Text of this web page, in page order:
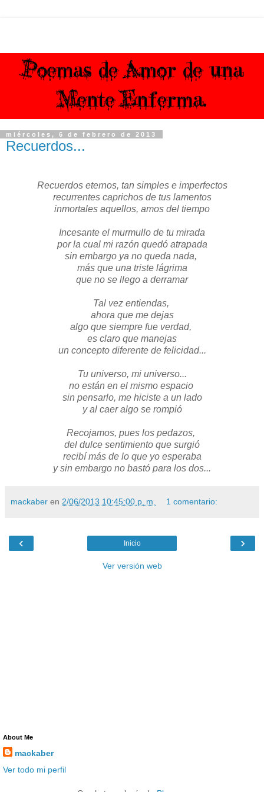
miércoles, 6 de febrero de 2013
Recuerdos...
Recuerdos eternos, tan simples e imperfectos
recurrentes caprichos de tus lamentos
inmortales aquellos, amos del tiempo
Incesante el murmullo de tu mirada
por la cual mi razón quedó atrapada
sin embargo ya no queda nada,
más que una triste lágrima
que no se llego a derramar
Tal vez entiendas,
ahora que me dejas
algo que siempre fue verdad,
es claro que manejas
un concepto diferente de felicidad...
Tu universo, mi universo...
no están en el mismo espacio
sin pensarlo, me hiciste a un lado
y al caer algo se rompió
Recojamos, pues los pedazos,
del dulce sentimiento que surgió
recibí más de lo que yo esperaba
y sin embargo no bastó para los dos...
mackaber en 2/06/2013 10:45:00 p. m. 1 comentario:
‹ ›
Inicio
Ver versión web
About Me
mackaber
Ver todo mi perfil